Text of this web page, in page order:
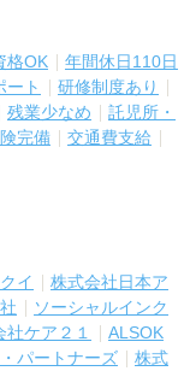
格OK
年間休日110日
ート
研修制度あり
残業少なめ
託児所・
完備
交通費支給
イ
株式会社日本ア
ソーシャルインク
社ケア２１
ALSOK
パートナーズ
株式